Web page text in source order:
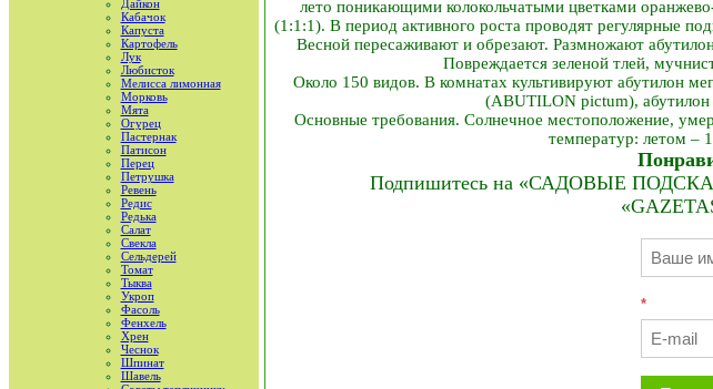
Дайкон
Кабачок
Капуста
Картофель
Лук
Любисток
Мелисса лимонная
Морковь
Мята
Огурец
Пастернак
Патисон
Перец
Петрушка
Ревень
Редис
Редька
Салат
Свекла
Сельдерей
Томат
Тыква
Укроп
Фасоль
Фенхель
Хрен
Чеснок
Шпинат
Шавель
лето поникающими колокольчатыми цветками
(1:1:1). В период активного роста проводят регулярные
Весной пересаживают и обрезают. Размножают
Повреждается зеленой тлей,
Около 150 видов. В комнатах культивируют абутилон
(ABUTILON pictum),
Основные требования. Солнечное местоположение,
температур: летом
Подпишитесь на «САДОВЫЕ
*